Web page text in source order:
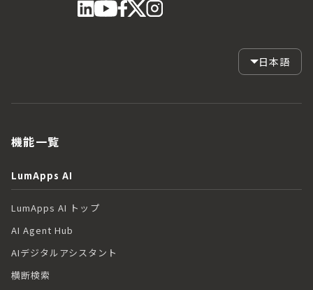
日本語
機能一覧
LumApps AI
LumApps AI トップ
AI Agent Hub
AIデジタルアシスタント
横断検索